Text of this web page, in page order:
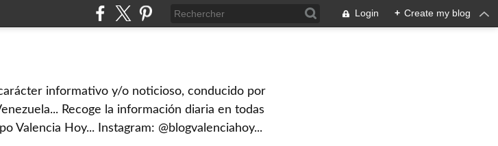
Login + Create my blog
informativo y/o noticioso, conducido por
Recoge la información diaria en todas
Valencia Hoy... Instagram: @blogvalenciahoy...